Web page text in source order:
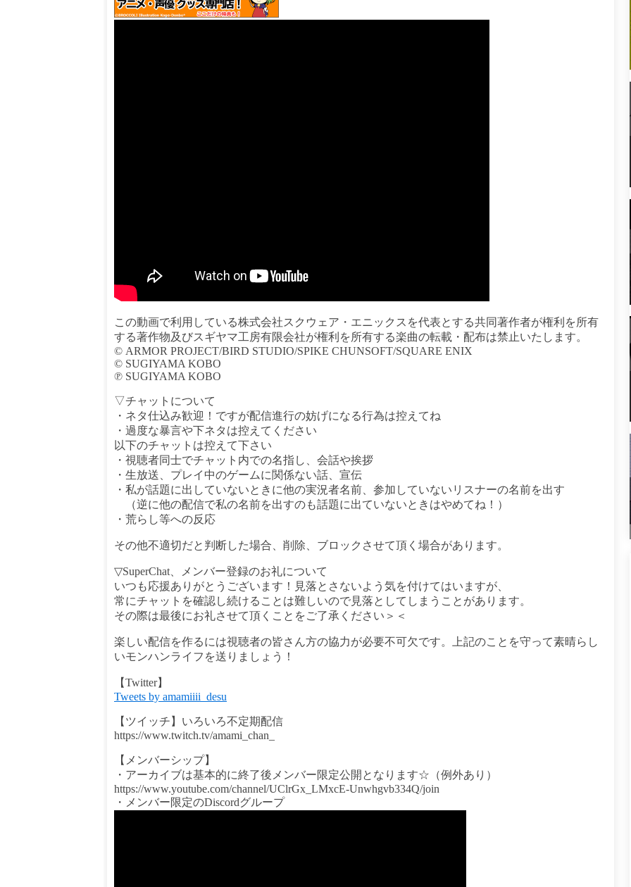
この動画で利用している株式会社スクウェア・エニックスを代表とする共同著作者が権利を所有
する著作物及びスギヤマ工房有限会社が権利を所有する楽曲の転載・配布は禁止いたします。
© ARMOR PROJECT/BIRD STUDIO/SPIKE CHUNSOFT/SQUARE ENIX
© SUGIYAMA KOBO
℗ SUGIYAMA KOBO
▽チャットについて
・ネタ仕込み歓迎！ですが配信進行の妨げになる行為は控えてね
・過度な暴言や下ネタは控えてください
以下のチャットは控えて下さい
・視聴者同士でチャット内での名指し、会話や挨拶
・生放送、プレイ中のゲームに関係ない話、宣伝
・私が話題に出していないときに他の実況者名前、参加していないリスナーの名前を出す
（逆に他の配信で私の名前を出すのも話題に出ていないときはやめてね！）
・荒らし等への反応
その他不適切だと判断した場合、削除、ブロックさせて頂く場合があります。
▽SuperChat、メンバー登録のお礼について
いつも応援ありがとうございます！見落とさないよう気を付けてはいますが、
常にチャットを確認し続けることは難しいので見落としてしまうことがあります。
その際は最後にお礼させて頂くことをご了承ください＞＜
楽しい配信を作るには視聴者の皆さん方の協力が必要不可欠です。上記のことを守って素晴らし
いモンハンライフを送りましょう！
【Twitter】
Tweets by amamiiii_desu
【ツイッチ】いろいろ不定期配信
https://www.twitch.tv/amami_chan_
【メンバーシップ】
・アーカイブは基本的に終了後メンバー限定公開となります☆（例外あり）
https://www.youtube.com/channel/UClrGx_LMxcE-Unwhgvb334Q/join
・メンバー限定のDiscordグループ